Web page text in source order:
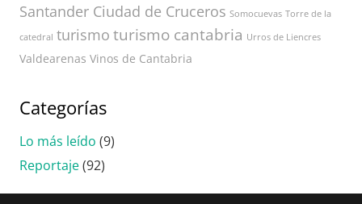
Santander Ciudad de Cruceros Somocuevas Torre de la
catedral turismo turismo cantabria Urros de Liencres
Valdearenas Vinos de Cantabria
Categorías
Lo más leído (9)
Reportaje(92)